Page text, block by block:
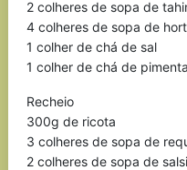
2 colheres de sopa de
4 colheres de sopa de
1 colher de chá de sal
1 colher de chá de
Recheio
300g de ricota
3 colheres de sopa de
2 colheres de sopa de